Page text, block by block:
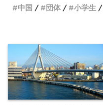
中国
団体 小学生